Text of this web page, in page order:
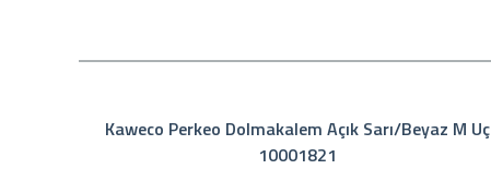
Kaweco Perkeo Dolmakalem Açık Sarı/Beyaz M Uç
10001821